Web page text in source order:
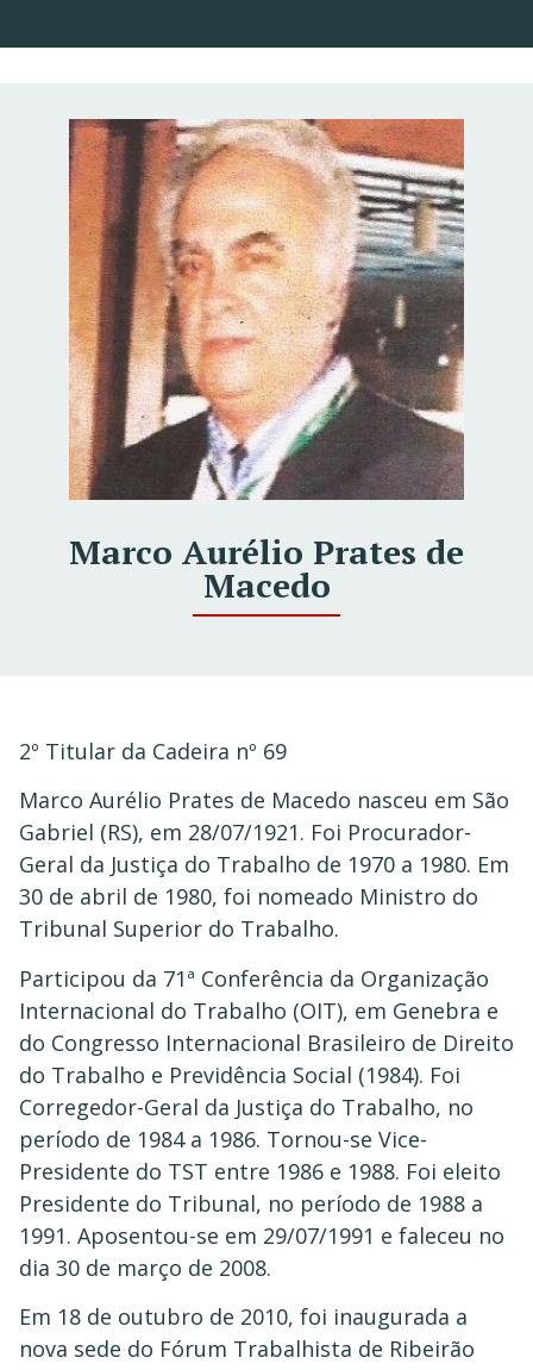
Marco Aurélio Prates de
Macedo
2º Titular da Cadeira nº 69
Marco Aurélio Prates de Macedo nasceu em São
Gabriel (RS), em 28/07/1921. Foi Procurador-
Geral da Justiça do Trabalho de 1970 a 1980. Em
30 de abril de 1980, foi nomeado Ministro do
Tribunal Superior do Trabalho.
Participou da 71ª Conferência da Organização
Internacional do Trabalho (OIT), em Genebra e
do Congresso Internacional Brasileiro de Direito
do Trabalho e Previdência Social (1984). Foi
Corregedor-Geral da Justiça do Trabalho, no
período de 1984 a 1986. Tornou-se Vice-
Presidente do TST entre 1986 e 1988. Foi eleito
Presidente do Tribunal, no período de 1988 a
1991. Aposentou-se em 29/07/1991 e faleceu no
dia 30 de março de 2008.
Em 18 de outubro de 2010, foi inaugurada a
nova sede do Fórum Trabalhista de Ribeirão